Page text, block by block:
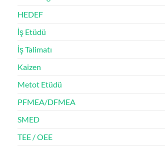
HEDEF
İş Etüdü
İş Talimatı
Kaizen
Metot Etüdü
PFMEA/DFMEA
SMED
TEE / OEE